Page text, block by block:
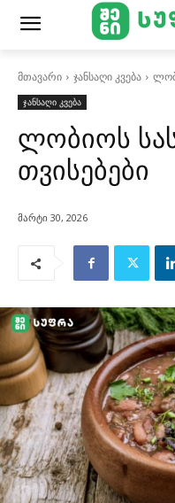
მთავარი ჯანსაღი კვება
ჯანსაღი კვება
ლობიოს
თვისებები
მარტი 30, 2026